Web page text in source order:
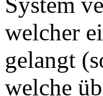
welcher
gelangt
welche